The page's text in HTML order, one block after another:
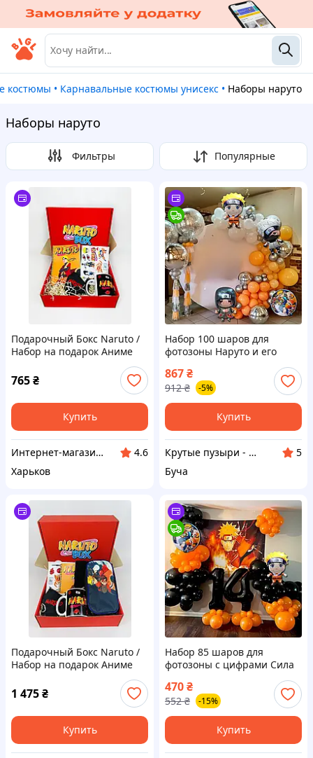
костюмы • Карнавальные костюмы унисекс • Наборы наруто
Наборы наруто
Фильтры Популярные
Подарочный Бокс Naruto /
Набор на подарок Аниме
Сувенирные и подарочные
наборы для мальчика
765₴
Купить
Интернет-магазин "Mark i Box"
4.6
Харьков
Набор 100 шаров для
фотозоны Наруто и его
белый
867₴
912 ₴ -5%
Купить
Крутые пузыри - праздник на максимум
5
Буча
Подарочный Бокс Naruto /
Набор на подарок Аниме
Сувенирные и подарочные
наборы для мальчика
1 475₴
Купить
Набор 85 шаров для
фотозоны с цифрами Сила
Оранжевый и черный
470₴
552 ₴ -15%
Купить